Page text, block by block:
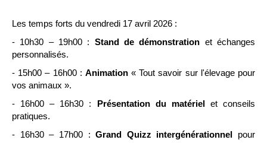
Les temps forts du vendredi 17 avril 2026 :
- 10h30 – 19h00 : Stand de démonstration et échanges
personnalisés.
- 15h00 – 16h00 : Animation« Tout savoir sur l'élevage pour
vos animaux ».
- 16h00 – 16h30 : Présentation du matérielet conseils
pratiques.
- 16h30 – 17h00 :Grand Quizz intergénérationnel pour